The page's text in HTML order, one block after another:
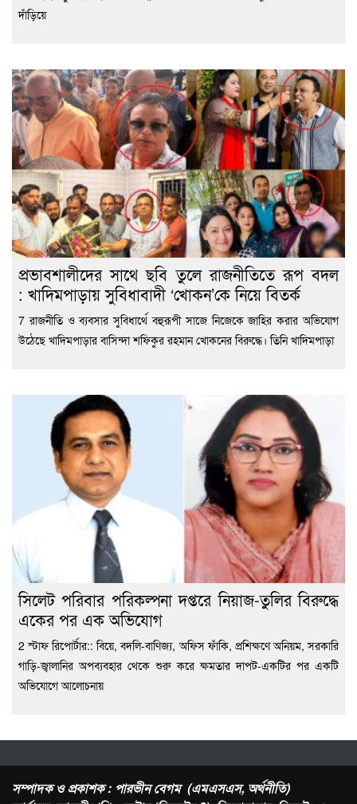
দাঁড়িয়ে
প্রভাবশালীদের সাথে ছবি তুলে রাজনীতিতে রূপ বদল
: খাদিমপাড়ায় সুবিধাবাদী ‘খোকন’কে নিয়ে বিতর্ক
7 রাজনীতি ও ব্যবসার সুবিধার্থে বহুরূপী সাজে নিজেকে জাহির করার অভিযোগ
উঠেছে খাদিমপাড়ার বাসিন্দা শফিকুর রহমান খোকনের বিরুদ্ধে। তিনি খাদিমপাড়া
সিলেট পরিবার পরিকল্পনা দপ্তরে নিয়াজ-তুলির বিরুদ্ধে
একের পর এক অভিযোগ
2 স্টাফ রিপোর্টার:: বিয়ে, বদলি-বাণিজ্য, অফিস ফাঁকি, প্রশিক্ষণে অনিয়ম, সরকারি
গাড়ি-জ্বালানির অপব্যবহার থেকে শুরু করে ক্ষমতার দাপট-একটির পর একটি
অভিযোগে আলোচনায়
সম্পাদক ও প্রকাশক : পারভীন বেগম (এমএসএস, অর্থনীতি)